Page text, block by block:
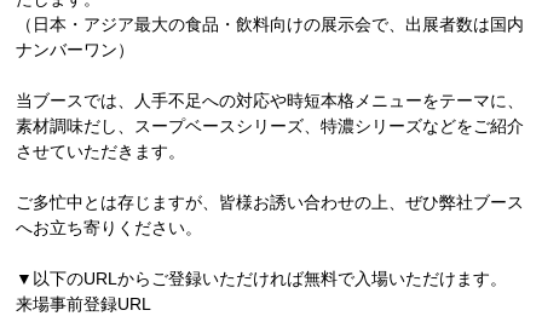
（日本・アジア最大の食品・飲料向けの展示会で、出展者数は国内
ナンバーワン）
当ブースでは、人手不足への対応や時短本格メニューをテーマに、
素材調味だし、スープベースシリーズ、特濃シリーズなどをご紹介
させていただきます。
ご多忙中とは存じますが、皆様お誘い合わせの上、ぜひ弊社ブース
へお立ち寄りください。
▼以下のURLからご登録いただければ無料で入場いただけます。
来場事前登録URL